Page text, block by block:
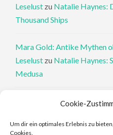
Cookie-
Um dir ein optimales Erlebnis zu
Cookies.
Leselust zu Natalie Haynes:
Thousand Ships
Mara Gold: Antike Mythen
Leselust zu Natalie Haynes:
Medusa
Philippa Perry: Die
Philippa Perry: Das Buch,